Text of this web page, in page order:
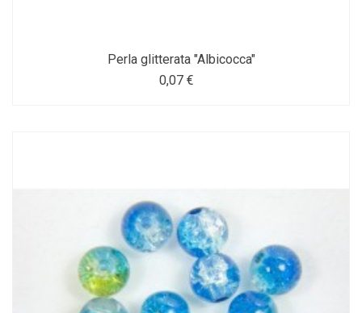
Perla glitterata "Albicocca"
0,07 €